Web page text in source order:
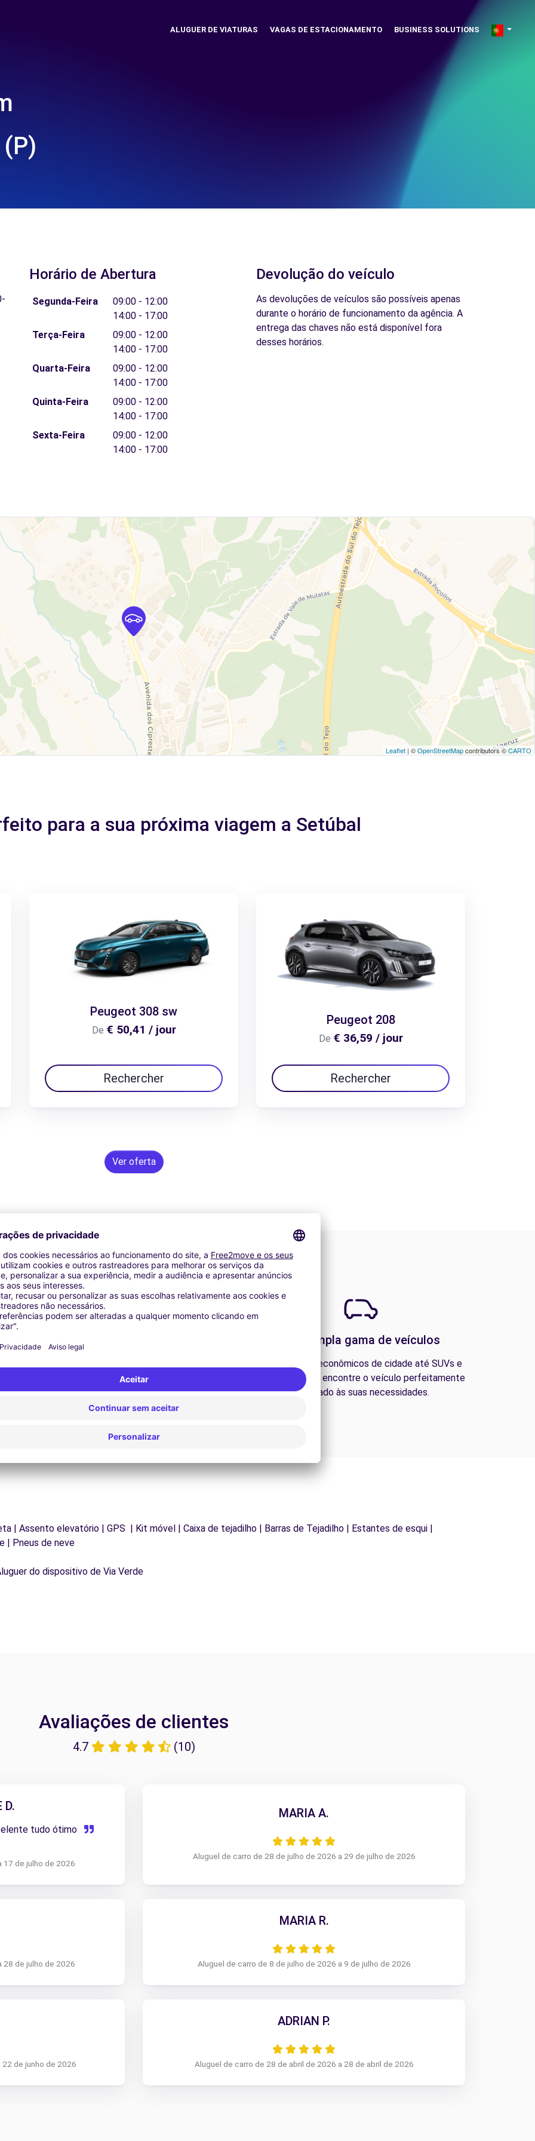
ALUGUER DE VIATURAS VAGAS DE ESTACIONAMENTO BUSINESS SOLUTIONS
(P)
Horário de Abertura
Segunda-Feira
09:00 - 12:00
14:00 - 17:00
Terça-Feira
09:00 - 12:00
14:00 - 17:00
Quarta-Feira
09:00 - 12:00
14:00 - 17:00
Quinta-Feira
09:00 - 12:00
14:00 - 17:00
Sexta-Feira
09:00 - 12:00
14:00 - 17:00
Devolução do veículo
As devoluções de veículos são possíveis apenas
durante o horário de funcionamento da agência. A
entrega das chaves não está disponível fora
desses horários.
Leaflet | ©OpenStreetMapcontributors ©CARTO
para a sua próxima viagem a Setúbal
Peugeot 308 sw
De € 50,41 / jour
Rechercher
Peugeot 208
De € 36,59 / jour
Rechercher
Ver oferta
está disponível a qualquer momento para garantir
uma viagem ininterrupta.
Uma ampla gama de veículos
Desde carros econômicos de cidade até SUVs e
vans familiares, encontre o veículo perfeitamente
adequado às suas necessidades.
| Assento elevatório | GPS | Kit móvel | Caixa de tejadilho | Barras de Tejadilho | Estantes de esqui |
| Pneus de neve
do dispositivo de Via Verde
Avaliações de clientes
4.7 (10)
D.
tudo ótimo
17 de julho de 2026
MARIA A.
Aluguel de carro de 28 de julho de 2026 a 29 de julho de 2026
28 de julho de 2026
MARIA R.
Aluguel de carro de 8 de julho de 2026 a 9 de julho de 2026
de junho de 2026
ADRIAN P.
Aluguel de carro de 28 de abril de 2026 a 28 de abril de 2026